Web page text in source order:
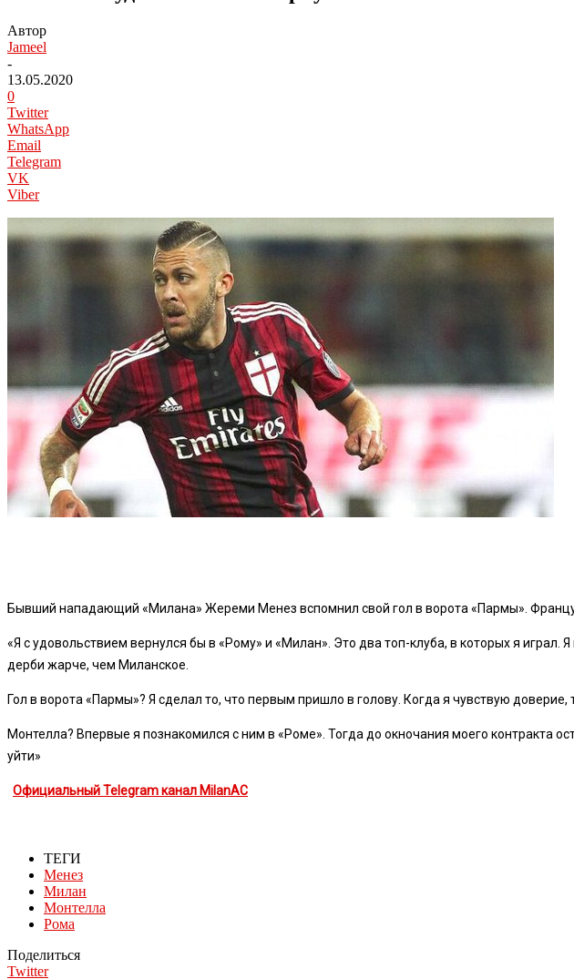
Автор
Jameel
-
13.05.2020
0
Twitter
WhatsApp
Email
Telegram
VK
Viber
Бывший нападающий «Милана» Жереми Менез вспомнил свой гол в ворота «Пармы».
«Я с удовольствием вернулся бы в «Рому» и «Милан». Это два топ-клуба, в которых я
дерби жарче, чем Миланское.
Гол в ворота «Пармы»? Я сделал то, что первым пришло в голову. Когда я чувствую
Монтелла? Впервые я познакомился с ним в «Роме». Тогда до окночания моего контракта
уйти»
Официальный Telegram канал MilanAC
ТЕГИ
Менез
Милан
Монтелла
Рома
Поделиться
Twitter